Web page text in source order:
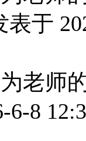
表于
老师
6-8